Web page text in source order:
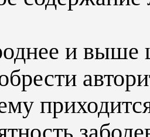
и выше